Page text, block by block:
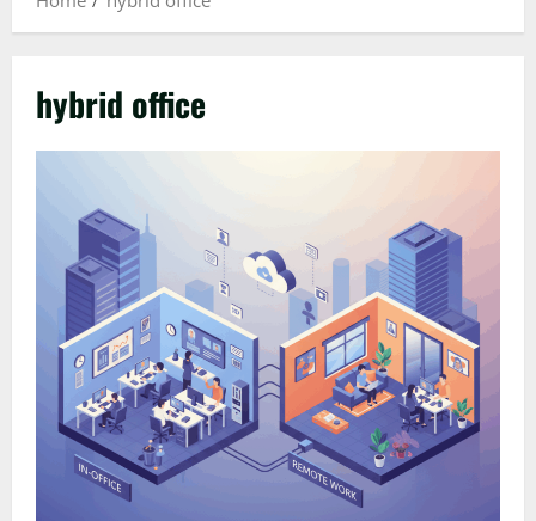
hybrid office